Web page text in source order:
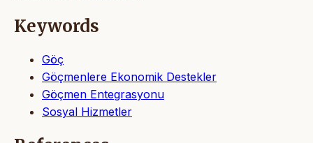
Keywords
Göç
Göçmenlere Ekonomik Destekler
Göçmen Entegrasyonu
Sosyal Hizmetler